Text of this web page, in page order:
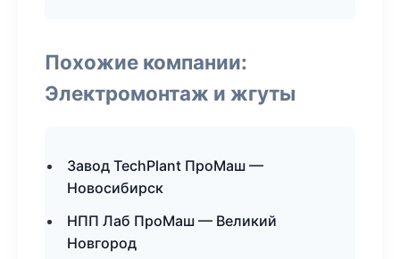
Похожие компании:
Электромонтаж и жгуты
Завод TechPlant ПроМаш —
Новосибирск
НПП Лаб ПроМаш — Великий
Новгород